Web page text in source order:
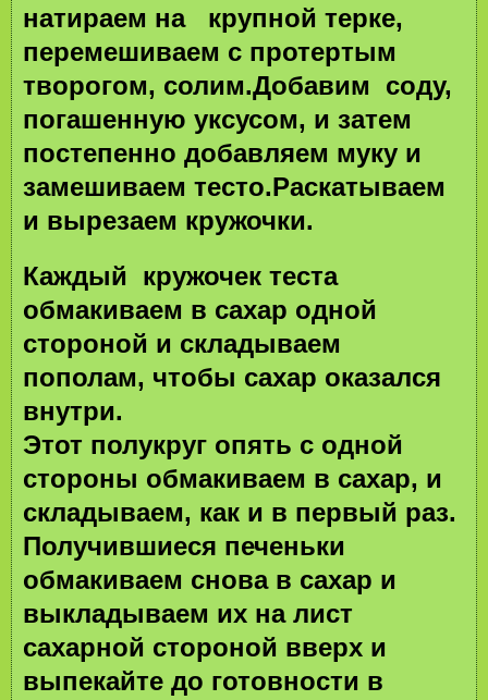
натираем на
крупной терке,
перемешиваем с протертым
творогом, солим.Добавим
соду,
погашенную уксусом, и затем
постепенно добавляем муку и
замешиваем тесто.Раскатываем
и вырезаем кружочки.
Каждый
кружочек теста
обмакиваем в сахар одной
стороной и складываем
пополам, чтобы сахар оказался
внутри.
Этот полукруг опять с одной
стороны обмакиваем в сахар, и
складываем, как и в первый раз.
Получившиеся печеньки
обмакиваем снова в сахар и
выкладываем их на лист
сахарной стороной вверх и
выпекайте до готовности в